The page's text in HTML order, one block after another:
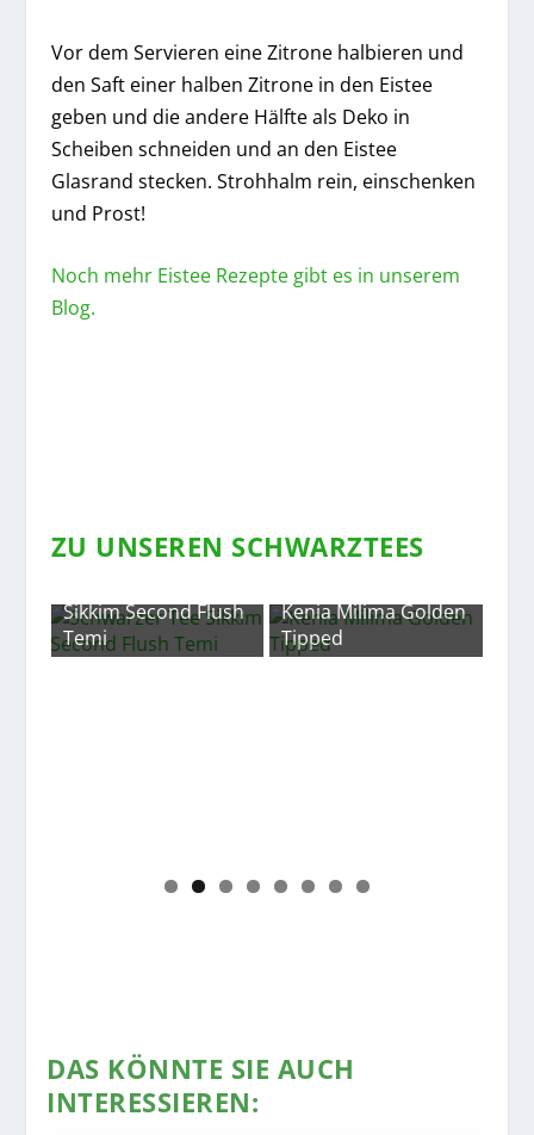
Vor dem Servieren eine Zitrone halbieren und
den Saft einer halben Zitrone in den Eistee
geben und die andere Hälfte als Deko in
Scheiben schneiden und an den Eistee
Glasrand stecken. Strohhalm rein, einschenken
und Prost!
Noch mehr Eistee Rezepte gibt es in unserem
Blog.
ZU UNSEREN SCHWARZTEES
Sikkim Second Flush
Temi
Kenia Milima Golden
Tipped
DAS KÖNNTE SIE AUCH
INTERESSIEREN: